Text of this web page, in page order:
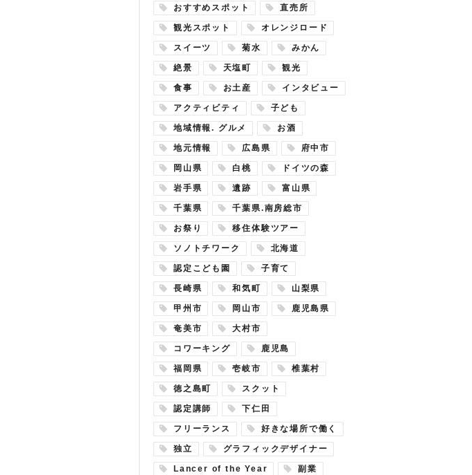
おすすめスポット 直売所
観光スポット オレンジロード
スイーツ 菊水 みかん
絶景 天塩町 観光
食事 お土産 インタビュー
アクティビティ 子ども
地域情報. グルメ お酒
地元情報 広島県 府中市
岡山県 白桃 ドイツの森
岩手県 遺跡 富山県
千葉県 千葉県.南房総市
お祭り 移住体験ツアー
ソノトチワーク 北海道
認定こども園 子育て
長崎県 和気町 山梨県
甲州市 岡山市 鹿児島県
奄美市 大村市
コワーキング 鹿児島
福岡県 壱岐市 椎葉村
徳之島町 スクット
認定講師 下仁田
フリーランス 好きな場所で働く
独立 グラフィックデザイナー
Lancer of the Year 副業